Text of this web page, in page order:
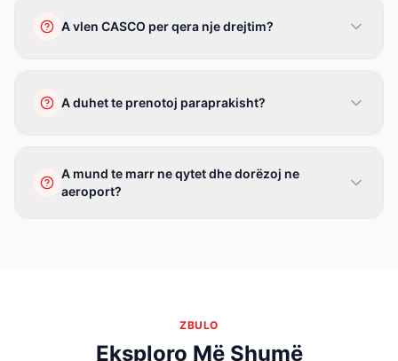
A vlen CASCO per qera nje drejtim?
A duhet te prenotoj paraprakisht?
A mund te marr ne qytet dhe dorëzoj ne
aeroport?
ZBULO
Eksploro Më Shumë